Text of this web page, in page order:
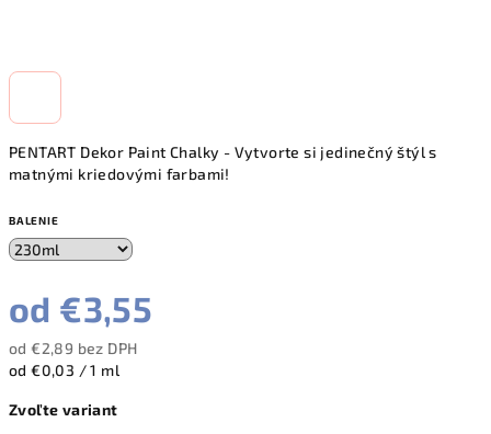
PENTART Dekor Paint Chalky - Vytvorte si jedinečný štýl s
matnými kriedovými farbami!
BALENIE
od €3,55
od€2,89 bez DPH
Jednotková
od €0,03 / 1 ml
Zvoľte variant